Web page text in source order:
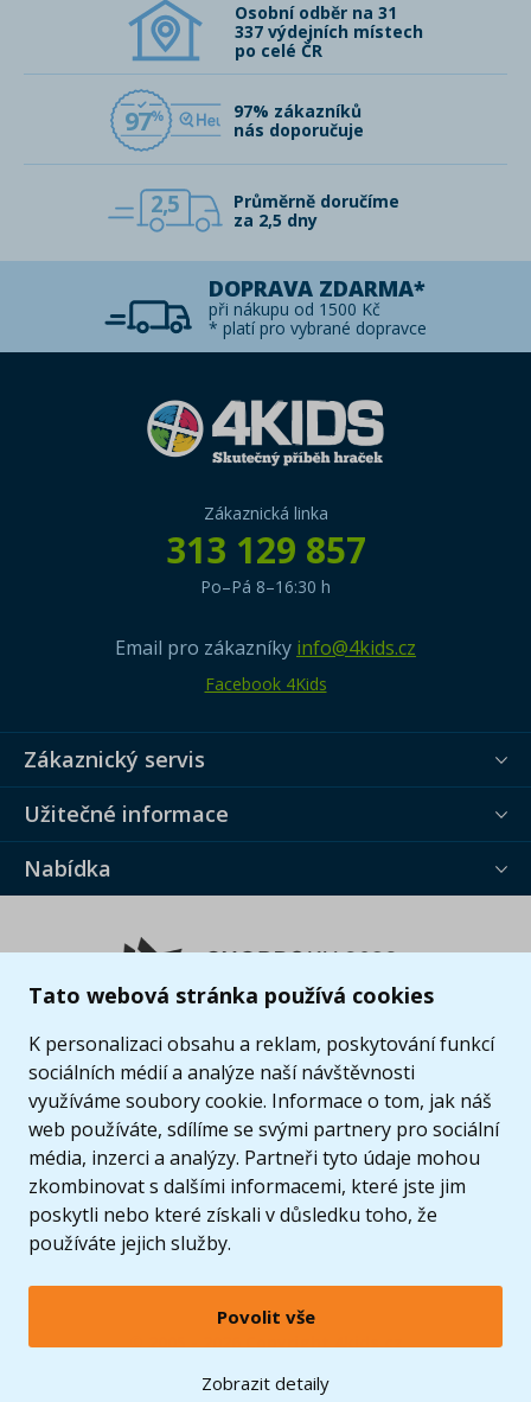
Tato webová stránka používá cookies
K personalizaci obsahu a reklam, poskytování funkcí
sociálních médií a analýze naší návštěvnosti
využíváme soubory cookie. Informace o tom, jak náš
web používáte, sdílíme se svými partnery pro sociální
média, inzerci a analýzy. Partneři tyto údaje mohou
zkombinovat s dalšími informacemi, které jste jim
poskytli nebo které získali v důsledku toho, že
používáte jejich služby.
Povolit vše
Zobrazit detaily
Osobní odběr na 31
337 výdejních místech
po celé ČR
97
97% zákazníků
nás doporučuje
2,5
Průměrně doručíme
za 2,5 dny
DOPRAVA ZDARMA*
při nákupu od 1500 Kč
* platí pro vybrané dopravce
Zákaznická linka
313 129 857
Po–Pá 8–16:30 h
Email pro zákazníky info@4kids.cz
Facebook 4Kids
Zákaznický servis
Užitečné informace
Nabídka
© 2005 - 2026 Copyright 4kids.cz
LEGO, logo LEGO a minifigurka jsou ochrannými známkami společnosti LEGO Group. ©
2024 The LEGO Group.